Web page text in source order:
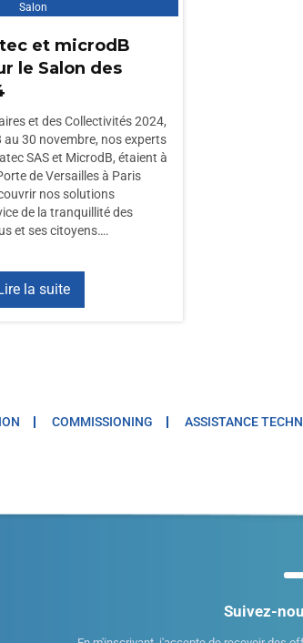
Salon
et microdB
le Salon des
et des Collectivités 2024,
au 30 novembre, nos experts
SAS et MicrodB, étaient à
de Versailles à Paris
nos solutions
de la tranquillité des
et ses citoyens….
la suite
COMMISSIONING ASSISTANCE
Suivez-